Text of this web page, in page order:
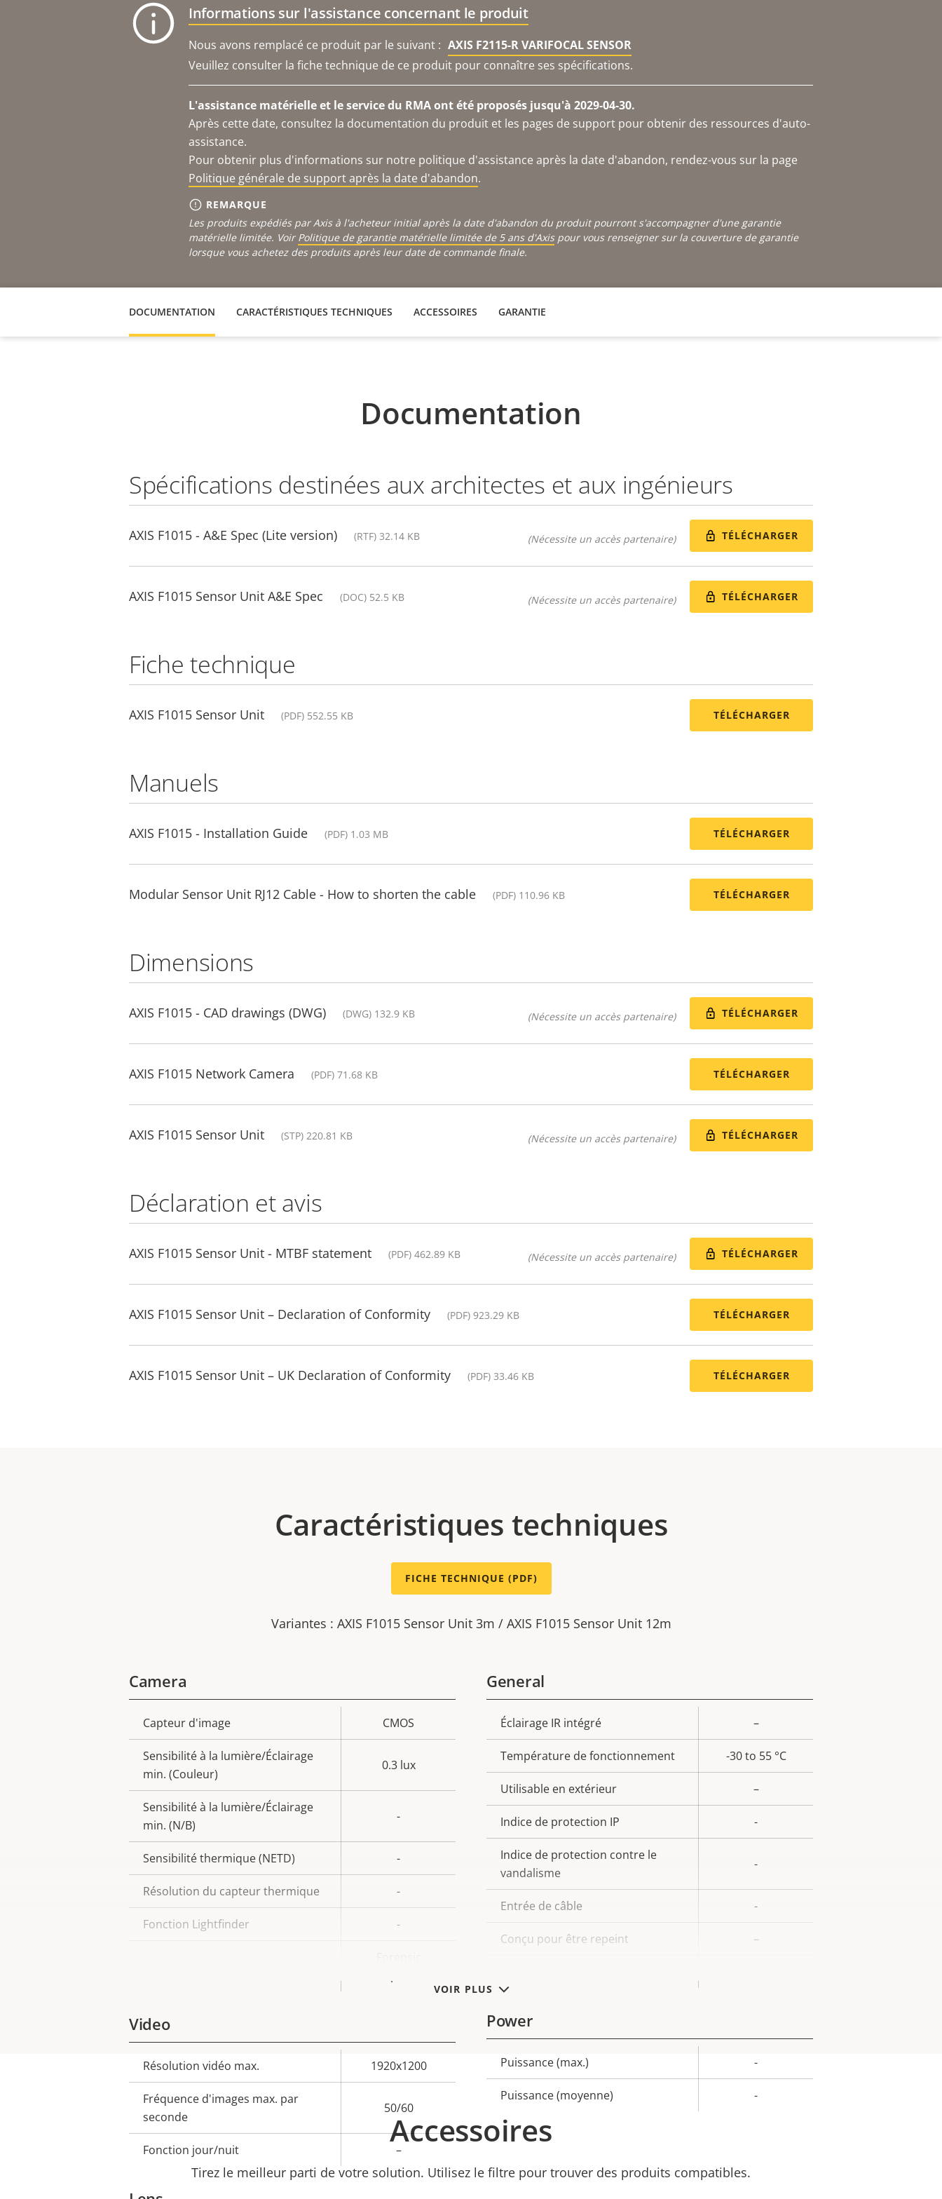
Informations sur l'assistance concernant le produit
Nous avons remplacé ce produit par le suivant : AXIS F2115-R VARIFOCAL SENSOR
Veuillez consulter la fiche technique de ce produit pour connaître ses spécifications.
L'assistance matérielle et le service du RMA ont été proposés jusqu'à 2029-04-30.
Après cette date, consultez la documentation du produit et les pages de support pour obtenir des ressources d'auto-
assistance.
Pour obtenir plus d'informations sur notre politique d'assistance après la date d'abandon, rendez-vous sur la page
Politique générale de support après la date d'abandon.
REMARQUE
Les produits expédiés par Axis à l'acheteur initial après la date d'abandon du produit pourront s'accompagner d'une garantie
matérielle limitée. Voir Politique de garantie matérielle limitée de 5 ans d'Axispour vous renseigner sur la couverture de garantie
lorsque vous achetez des produits après leur date de commande finale.
DOCUMENTATION CARACTÉRISTIQUES TECHNIQUES ACCESSOIRES GARANTIE
Documentation
Spécifications destinées aux architectes et aux ingénieurs
AXIS F1015 - A&E Spec (Lite version) (RTF) 32.14 KB (Nécessite un accès partenaire) TÉLÉCHARGER
AXIS F1015 Sensor Unit A&E Spec (DOC) 52.5 KB (Nécessite un accès partenaire) TÉLÉCHARGER
Fiche technique
AXIS F1015 Sensor Unit (PDF) 552.55 KB TÉLÉCHARGER
Manuels
AXIS F1015 - Installation Guide (PDF) 1.03 MB TÉLÉCHARGER
Modular Sensor Unit RJ12 Cable - How to shorten the cable (PDF) 110.96 KB TÉLÉCHARGER
Dimensions
AXIS F1015 - CAD drawings (DWG) (DWG) 132.9 KB (Nécessite un accès partenaire) TÉLÉCHARGER
AXIS F1015 Network Camera (PDF) 71.68 KB TÉLÉCHARGER
AXIS F1015 Sensor Unit (STP) 220.81 KB (Nécessite un accès partenaire) TÉLÉCHARGER
Déclaration et avis
AXIS F1015 Sensor Unit - MTBF statement (PDF) 462.89 KB (Nécessite un accès partenaire) TÉLÉCHARGER
AXIS F1015 Sensor Unit – Declaration of Conformity (PDF) 923.29 KB TÉLÉCHARGER
AXIS F1015 Sensor Unit – UK Declaration of Conformity (PDF) 33.46 KB TÉLÉCHARGER
VOIR PLUS
Caractéristiques techniques
FICHE TECHNIQUE (PDF)
Variantes : AXIS F1015 Sensor Unit 3m / AXIS F1015 Sensor Unit 12m
Camera
Description
de la
propriété
de la
Capteur d'image CMOS
Sensibilité à la lumière/Éclairage
min. (Couleur)
0.3 lux
Sensibilité à la lumière/Éclairage
min. (N/B)
-
Sensibilité thermique (NETD) -
Résolution du capteur thermique -
Fonction Lightfinder -
Video
Description
de la
propriété
Valeur
Résolution vidéo max. 1920x1200
Fréquence d'images max. par
seconde
50/60
Fonction jour/nuit –
General
Description
de la
propriété
de la
propriété
Éclairage IR intégré –
Température de fonctionnement -30 to 55 °C
Utilisable en extérieur –
Indice de protection IP -
Indice de protection contre le
vandalisme
-
Entrée de câble -
Conçu pour être repeint –
Power
Description
de la
de la
Puissance (max.) -
Puissance (moyenne) -
Accessoires
Tirez le meilleur parti de votre solution. Utilisez le filtre pour trouver des produits compatibles.